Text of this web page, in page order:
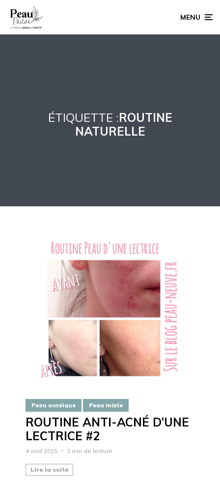
MENU
ÉTIQUETTE :ROUTINE
NATURELLE
Peau acnéique Peau mixte
ROUTINE ANTI-ACNÉ D’UNE
LECTRICE #2
4 avril 2015 3 min de lecture
Lire la suite